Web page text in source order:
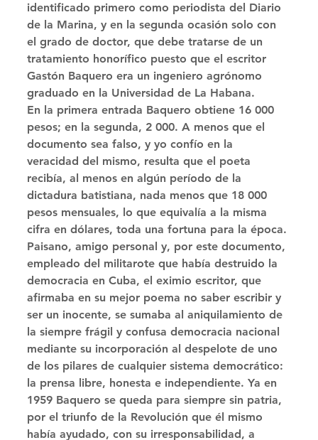
identificado primero como periodista del Diario
de la Marina, y en la segunda ocasión solo con
el grado de doctor, que debe tratarse de un
tratamiento honorífico puesto que el escritor
Gastón Baquero era un ingeniero agrónomo
graduado en la Universidad de La Habana.
En la primera entrada Baquero obtiene 16 000
pesos; en la segunda, 2 000. A menos que el
documento sea falso, y yo confío en la
veracidad del mismo, resulta que el poeta
recibía, al menos en algún período de la
dictadura batistiana, nada menos que 18 000
pesos mensuales, lo que equivalía a la misma
cifra en dólares, toda una fortuna para la época.
Paisano, amigo personal y, por este documento,
empleado del militarote que había destruido la
democracia en Cuba, el eximio escritor, que
afirmaba en su mejor poema no saber escribir y
ser un inocente, se sumaba al aniquilamiento de
la siempre frágil y confusa democracia nacional
mediante su incorporación al despelote de uno
de los pilares de cualquier sistema democrático:
la prensa libre, honesta e independiente. Ya en
1959 Baquero se queda para siempre sin patria,
por el triunfo de la Revolución que él mismo
había ayudado, con su irresponsabilidad, a